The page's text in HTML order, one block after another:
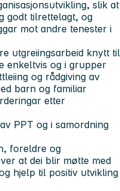
slik at
godt tilrettelagt, og
mot andre tenester i
utgreiingsarbeid knytt til
enkeltvis og i grupper
og rådgiving av
barn og familiar
etter
PPT og i samordning
foreldre og
at dei blir møtte med
hjelp til positiv utvikling